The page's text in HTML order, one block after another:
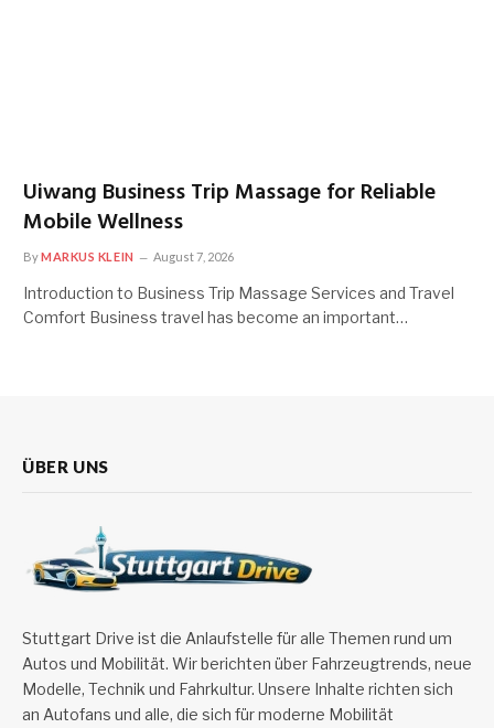
Uiwang Business Trip Massage for Reliable
Mobile Wellness
ByMARKUS KLEIN August 7, 2026
Introduction to Business Trip Massage Services and Travel
Comfort Business travel has become an important…
ÜBER UNS
Stuttgart Drive ist die Anlaufstelle für alle Themen rund um
Autos und Mobilität. Wir berichten über Fahrzeugtrends, neue
Modelle, Technik und Fahrkultur. Unsere Inhalte richten sich
an Autofans und alle, die sich für moderne Mobilität